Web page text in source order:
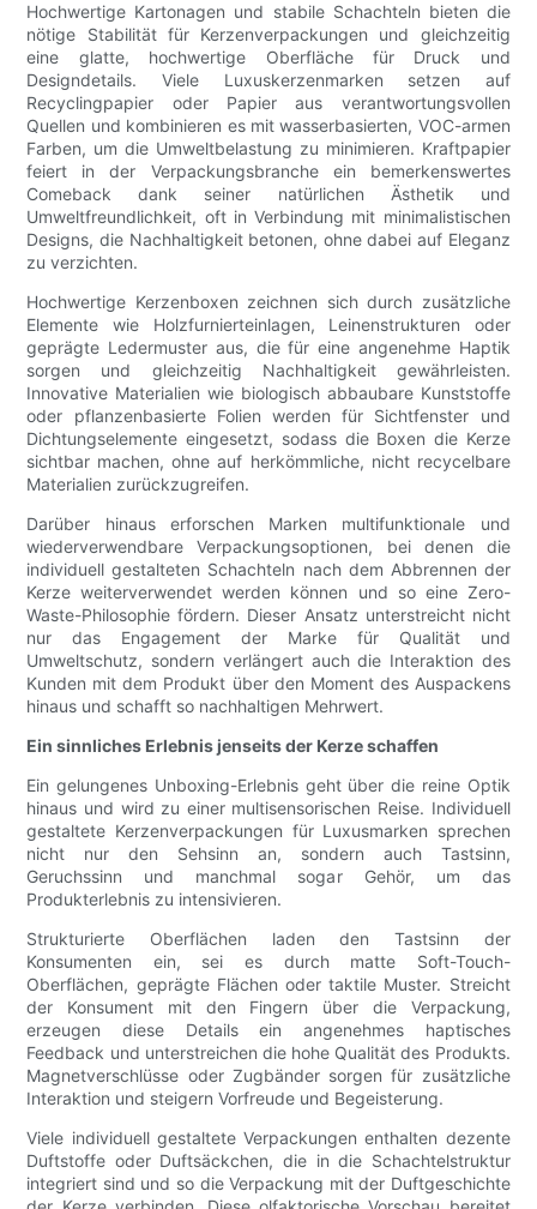
Hochwertige Kartonagen und stabile Schachteln bieten die
nötige Stabilität für Kerzenverpackungen und gleichzeitig
eine glatte, hochwertige Oberfläche für Druck und
Designdetails. Viele Luxuskerzenmarken setzen auf
Recyclingpapier oder Papier aus verantwortungsvollen
Quellen und kombinieren es mit wasserbasierten, VOC-armen
Farben, um die Umweltbelastung zu minimieren. Kraftpapier
feiert in der Verpackungsbranche ein bemerkenswertes
Comeback dank seiner natürlichen Ästhetik und
Umweltfreundlichkeit, oft in Verbindung mit minimalistischen
Designs, die Nachhaltigkeit betonen, ohne dabei auf Eleganz
zu verzichten.
Hochwertige Kerzenboxen zeichnen sich durch zusätzliche
Elemente wie Holzfurnierteinlagen, Leinenstrukturen oder
geprägte Ledermuster aus, die für eine angenehme Haptik
sorgen und gleichzeitig Nachhaltigkeit gewährleisten.
Innovative Materialien wie biologisch abbaubare Kunststoffe
oder pflanzenbasierte Folien werden für Sichtfenster und
Dichtungselemente eingesetzt, sodass die Boxen die Kerze
sichtbar machen, ohne auf herkömmliche, nicht recycelbare
Materialien zurückzugreifen.
Darüber hinaus erforschen Marken multifunktionale und
wiederverwendbare Verpackungsoptionen, bei denen die
individuell gestalteten Schachteln nach dem Abbrennen der
Kerze weiterverwendet werden können und so eine Zero-
Waste-Philosophie fördern. Dieser Ansatz unterstreicht nicht
nur das Engagement der Marke für Qualität und
Umweltschutz, sondern verlängert auch die Interaktion des
Kunden mit dem Produkt über den Moment des Auspackens
hinaus und schafft so nachhaltigen Mehrwert.
Ein sinnliches Erlebnis jenseits der Kerze schaffen
Ein gelungenes Unboxing-Erlebnis geht über die reine Optik
hinaus und wird zu einer multisensorischen Reise. Individuell
gestaltete Kerzenverpackungen für Luxusmarken sprechen
nicht nur den Sehsinn an, sondern auch Tastsinn,
Geruchssinn und manchmal sogar Gehör, um das
Produkterlebnis zu intensivieren.
Strukturierte Oberflächen laden den Tastsinn der
Konsumenten ein, sei es durch matte Soft-Touch-
Oberflächen, geprägte Flächen oder taktile Muster. Streicht
der Konsument mit den Fingern über die Verpackung,
erzeugen diese Details ein angenehmes haptisches
Feedback und unterstreichen die hohe Qualität des Produkts.
Magnetverschlüsse oder Zugbänder sorgen für zusätzliche
Interaktion und steigern Vorfreude und Begeisterung.
Viele individuell gestaltete Verpackungen enthalten dezente
Duftstoffe oder Duftsäckchen, die in die Schachtelstruktur
integriert sind und so die Verpackung mit der Duftgeschichte